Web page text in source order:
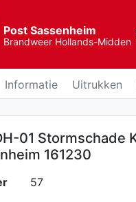
Post Sassenheim
Brandweer Hollands-Midden
Informatie Uitrukken
01 Stormschade
161230
57